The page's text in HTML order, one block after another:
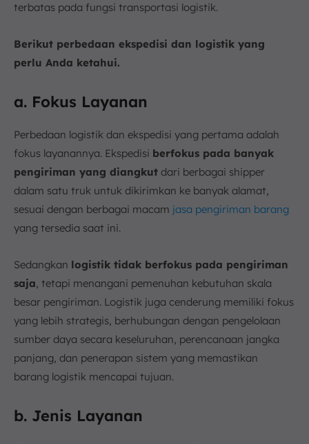
terbatas pada fungsi transportasi logistik.
Berikut perbedaan ekspedisi dan logistik yang
perlu Anda ketahui.
a. Fokus Layanan
Perbedaan logistik dan ekspedisi yang pertama adalah
fokus layanannya. Ekspedisi berfokus pada banyak
pengiriman yang diangkut dari berbagai shipper
dalam satu truk untuk dikirimkan ke banyak alamat,
sesuai dengan berbagai macam jasa pengiriman barang
yang tersedia saat ini.
Sedangkan logistik tidak berfokus pada pengiriman
saja, tetapi menangani pemenuhan kebutuhan skala
besar pengiriman. Logistik juga cenderung memiliki fokus
yang lebih strategis, berhubungan dengan pengelolaan
sumber daya secara keseluruhan, perencanaan jangka
panjang, dan penerapan sistem yang memastikan
barang logistik mencapai tujuan.
b. Jenis Layanan